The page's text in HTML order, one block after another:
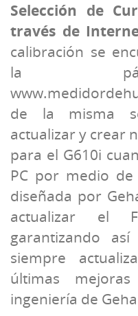
Selección de
través de
calibración se
la
de la misma
actualizar y crear
para el G610i
PC por medio
diseñada por
actualizar el
garantizando
siempre
últimas
ingeniería de